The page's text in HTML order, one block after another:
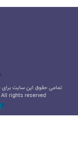
تمامی حقوق این سایت برای
rights reserved